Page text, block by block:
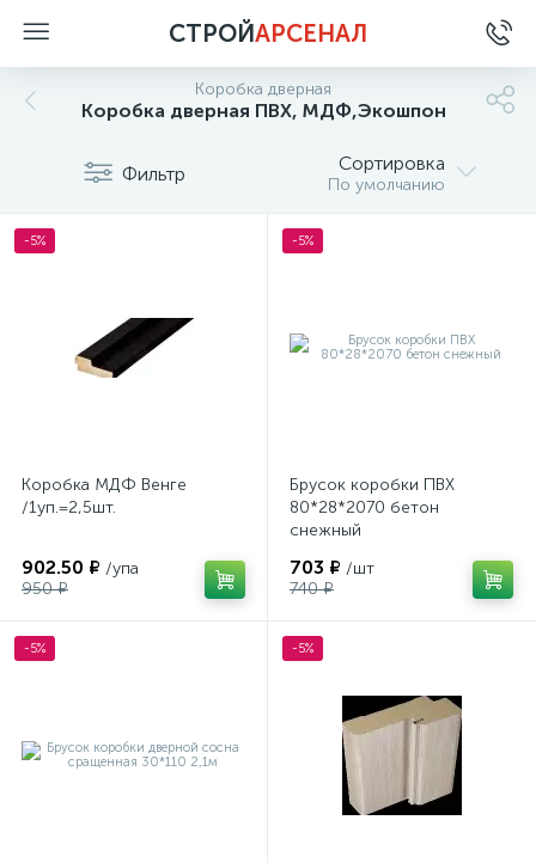
СТРОЙАРСЕНАЛ
Коробка дверная
Коробка дверная ПВХ, МДФ,Экошпон
Фильтр Сортировка
По умолчанию
-5%
Коробка МДФ Венге
/1уп.=2,5шт.
902.50 ₽ /упа
950 ₽
-5%
Брусок коробки ПВХ
80*28*2070 бетон
снежный
703 ₽ /шт
740 ₽
-5% -5%